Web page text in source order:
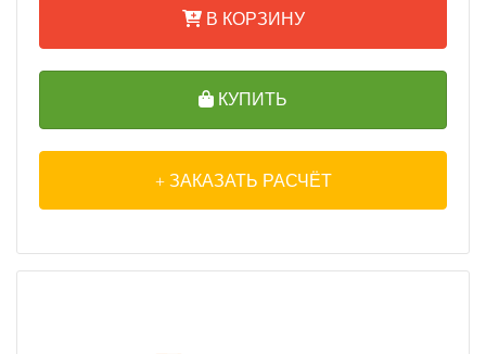
В КОРЗИНУ
КУПИТЬ
ЗАКАЗАТЬ РАСЧЁТ